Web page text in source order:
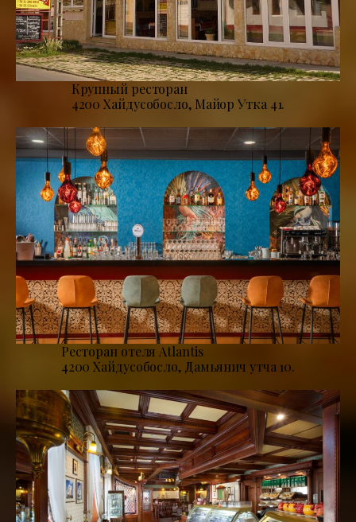
Крупный ресторан
4200 Хайдусобосло, Майор Утка 41.
Ресторан отеля Atlantis
4200 Хайдусобосло, Дамьянич утча 10.